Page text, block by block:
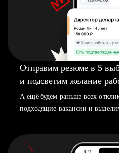
Отправим резюме в 5
и подсветим желание
А ещё будем раньше всех
подходящие вакансии и